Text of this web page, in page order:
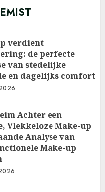
verdient
de perfecte
van stedelijke
en dagelijks comfort
Achter een
Vlekkeloze Make-up
Analyse van
Make-up